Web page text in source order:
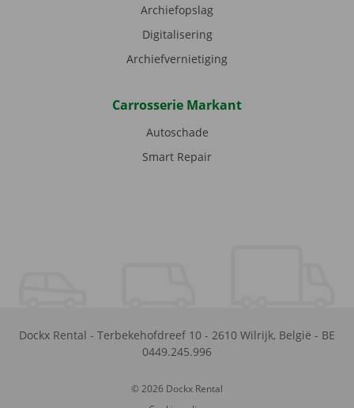
Archiefopslag
Digitalisering
Archiefvernietiging
Carrosserie Markant
Autoschade
Smart Repair
Dockx Rental - Terbekehofdreef 10 - 2610 Wilrijk, België - BE
0449.245.996
© 2026 Dockx Rental